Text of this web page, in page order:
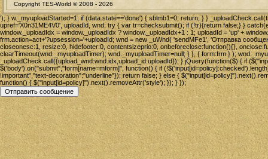
Copyright TES-World © 2008 - 2026
'); } w._myuploadStarted=1; if (data.state=='done') { sblmb1=0; return; } }
upref='X0n31ME4V0', uploadId, wnd; try { var tr=checksubmit(); if (!tr){return false;} }
window._uploadIdx = window._uploadIdx ? window._uploadIdx+1 : 1; uploadId = 'up' +
frm.action=act+'?upsession='+uploadId; wnd = new _uWnd( 'sendMFe1', 'Отправка
closeonesc:1, resize:0, hidefooter:0, contentsizeprio:0, onbeforeclose:function(){},
clearTimeout(wnd._myuploadTimer); wnd._myuploadTimer=null; } }, { form:frm } );
_uploadCheck.call({upload_wnd:wnd.idx,upload_id:uploadId}); } jQuery(function($) { if
$('body').on("submit","form[name=mform]", function() { if
!important","text-decoration":"underline"}); return false; } else {
function() { $("input[id=policy]").next().removeAttr('style'); }); } });